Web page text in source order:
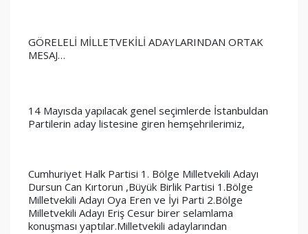
GÖRELELİ MİLLETVEKİLİ ADAYLARINDAN ORTAK
MESAJ…
14 Mayısda yapılacak genel seçimlerde İstanbuldan
Partilerin aday listesine giren hemşehrilerimiz,
Cumhuriyet Halk Partisi 1. Bölge Milletvekili Adayı
Dursun Can Kırtorun ,Büyük Birlik Partisi 1.Bölge
Milletvekili Adayı Oya Eren ve İyi Parti 2.Bölge
Milletvekili Adayı Eriş Cesur birer selamlama
konuşması yaptılar.Milletvekili adaylarından